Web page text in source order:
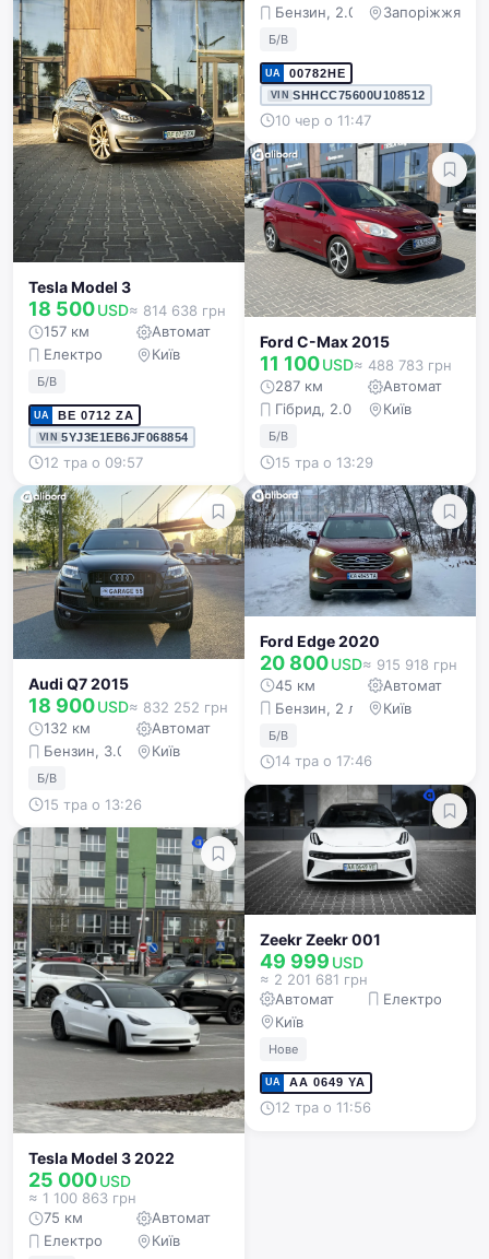
Tesla Model 3
18 500USD≈ 814 638 грн
157 км
Автомат
Електро
Київ
Б/В
UA BE 0712 ZA
VIN 5YJ3E1EB6JF068854
12 тра о 09:57
Audi Q7 2015
18 900USD≈ 832 252 грн
132 км
Автомат
Бензин, 3.0 л
Київ
Б/В
15 тра о 13:26
Tesla Model 3 2022
25 000USD
≈ 1 100 863 грн
75 км
Автомат
Електро
Київ
Бензин, 2.0 л
Запоріжжя
Б/В
UA 00782НЕ
VIN SHHCC75600U108512
10 чер о 11:47
Ford C-Max 2015
11 100USD≈ 488 783 грн
287 км
Автомат
Гібрид, 2.0 л
Київ
Б/В
15 тра о 13:29
Ford Edge 2020
20 800USD≈ 915 918 грн
45 км
Автомат
Бензин, 2 л
Київ
Б/В
14 тра о 17:46
Zeekr Zeekr 001
49 999 USD
≈ 2 201 681 грн
Автомат
Електро
Київ
Нове
UA АА 0649 YA
12 тра о 11:56